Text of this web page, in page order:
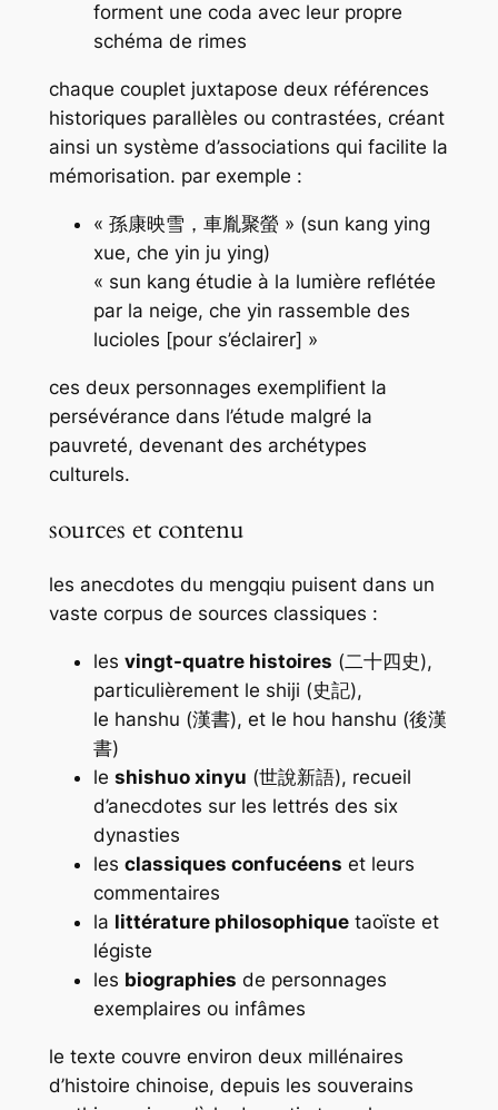
forment une coda avec leur propre
schéma de rimes
chaque couplet juxtapose deux références
historiques parallèles ou contrastées, créant
ainsi un système d’associations qui facilite la
mémorisation. par exemple :
« 孫康映雪，車胤聚螢 » (sun kang ying
xue, che yin ju ying)
« sun kang étudie à la lumière reflétée
par la neige, che yin rassemble des
lucioles [pour s’éclairer] »
ces deux personnages exemplifient la
persévérance dans l’étude malgré la
pauvreté, devenant des archétypes
culturels.
sources et contenu
les anecdotes du mengqiu puisent dans un
vaste corpus de sources classiques :
les vingt-quatre histoires (二十四史),
particulièrement le shiji (史記),
le hanshu (漢書), et le hou hanshu (後漢
書)
le shishuo xinyu (世說新語), recueil
d’anecdotes sur les lettrés des six
dynasties
les classiques confucéens et leurs
commentaires
la littérature philosophiquetaoïste et
légiste
les biographies de personnages
exemplaires ou infâmes
le texte couvre environ deux millénaires
d’histoire chinoise, depuis les souverains